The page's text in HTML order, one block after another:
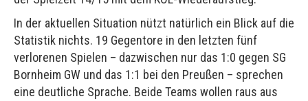
In der aktuellen Situation nützt natürlich ein Blick auf die
Statistik nichts. 19 Gegentore in den letzten fünf
verlorenen Spielen – dazwischen nur das 1:0 gegen SG
Bornheim GW und das 1:1 bei den Preußen – sprechen
eine deutliche Sprache. Beide Teams wollen raus aus